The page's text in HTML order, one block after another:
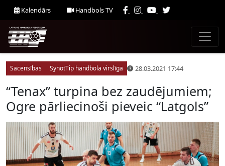
Kalendārs Handbols TV
Sacensības SynotTip handbola virslīga 28.03.2021 17:44
“Tenax” turpina bez zaudējumiem;
Ogre pārliecinoši pieveic “Latgols”